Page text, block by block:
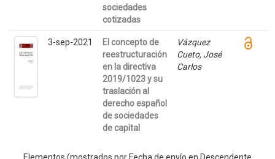
sociedades
cotizadas
3-sep-2021
El concepto de
reestructuración
en la directiva
2019/1023 y su
traslación al
derecho español
de sociedades
de capital
Vázquez
Cueto, José
Carlos